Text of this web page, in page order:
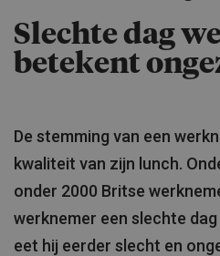
Slechte dag
betekent
De stemming van een
kwaliteit van zijn lunch.
onder 2000 Britse
werknemer een slechte
eet hij eerder slecht en